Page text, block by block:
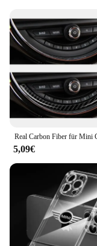
5,09€